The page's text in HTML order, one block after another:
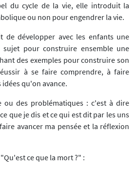
du cycle de la vie, elle introduit la
ou non pour engendrer la vie.
développer avec les enfants une
sujet pour construire ensemble une
des exemples pour construire son
à se faire comprendre, à faire
qu'on avance.
des problématiques : c'est à dire
que je dis et ce qui est dit par les uns
avancer ma pensée et la réflexion
ce que la mort ?" :